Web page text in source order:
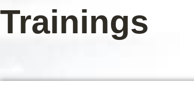
Trainings